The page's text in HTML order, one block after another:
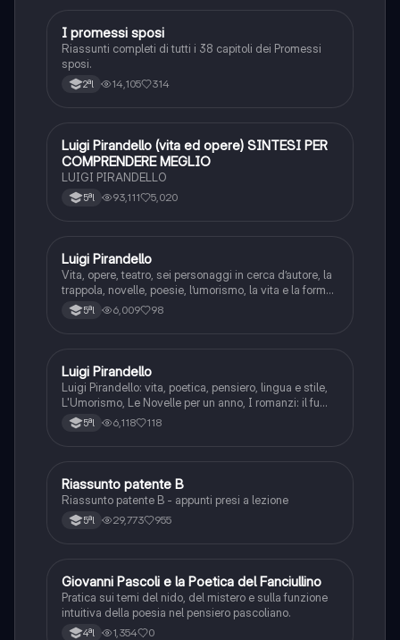
Italiano
I promessi sposi
Riassunti completi di tutti i 38 capitoli dei Promessi
sposi.
2ªl 14,105 314
Italiano
Luigi Pirandello (vita ed opere) SINTESI PER
COMPRENDERE MEGLIO
LUIGI PIRANDELLO
5ªl 93,111 5,020
Italiano
Luigi Pirandello
Vita, opere, teatro, sei personaggi in cerca d’autore, la
trappola, novelle, poesie, l’umorismo, la vita e la forma,
frantumazione dell’Io, la civiltà moderna e
l’alienazione, il treno ha fischiato, canta l’epistola, i
5ªl 6,009 98
Italiano
Luigi Pirandello
Luigi Pirandello: vita, poetica, pensiero, lingua e stile,
L'Umorismo, Le Novelle per un anno, I romanzi: il fu
Mattia Pascal, Quaderni di Serafino Gubbio operatore;
Uno, nessuno e centomila; il teatro: Sei personaggi in
5ªl 6,118 118
Italiano
Riassunto patente B
Riassunto patente B - appunti presi a lezione
5ªl 29,773 955
GItaliano
Giovanni Pascoli e la Poetica del Fanciullino
Pratica sui temi del nido, del mistero e sulla funzione
intuitiva della poesia nel pensiero pascoliano.
4ªl 1,354 0